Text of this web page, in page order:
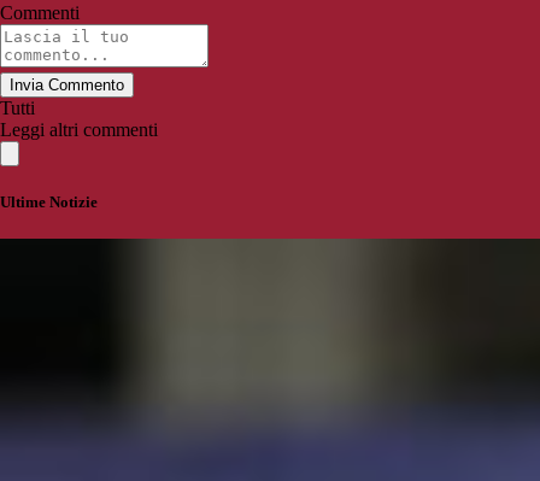
Commenti
Invia Commento
Tutti
Leggi altri commenti
Ultime Notizie